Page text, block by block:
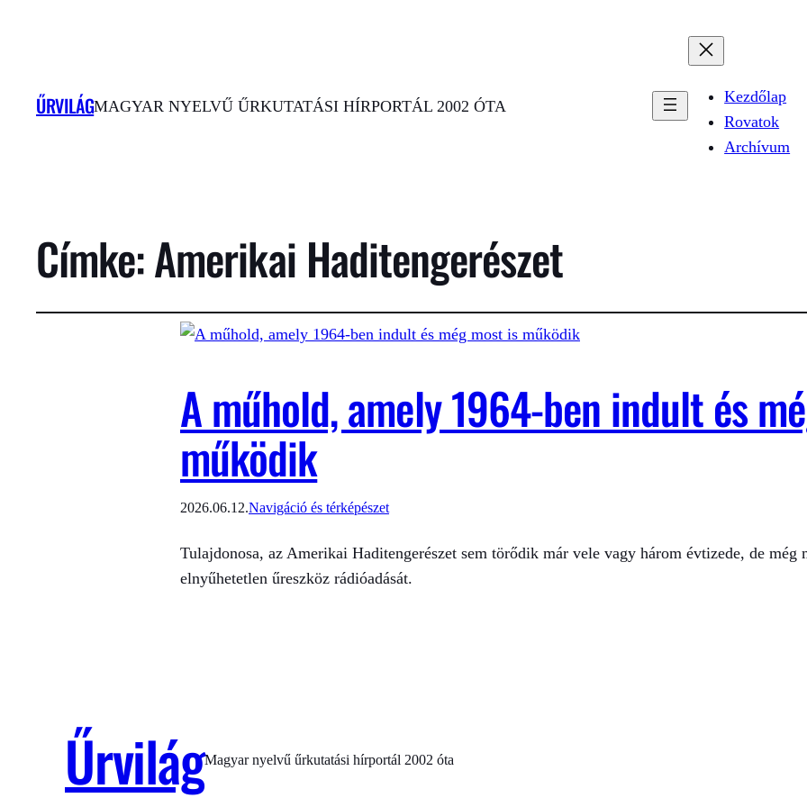
ŰRVILÁGMAGYAR NYELVŰ ŰRKUTATÁSI HÍRPORTÁL 2002 ÓTA
Kezdőlap
Rovatok
Archívum
Címke:Amerikai Haditengerészet
A műhold, amely 1964-ben indult és
működik
2026.06.12.Navigáció és térképészet
Tulajdonosa, az Amerikai Haditengerészet sem törődik már vele vagy három évtizede, de még
elnyűhetetlen űreszköz rádióadását.
ŰrvilágMagyar nyelvű űrkutatási hírportál 2002 óta